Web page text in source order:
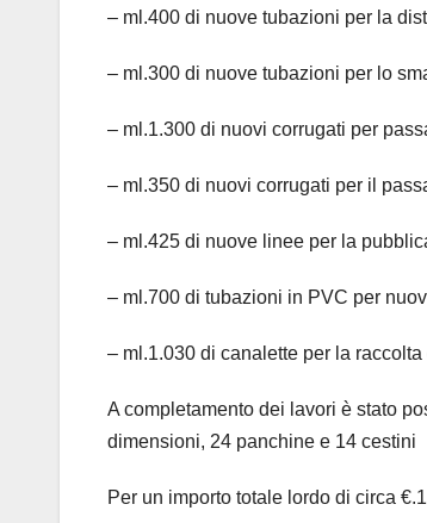
– ml.400 di nuove tubazioni per la
– ml.300 di nuove tubazioni per lo
– ml.1.300 di nuovi corrugati per
– ml.350 di nuovi corrugati per il
– ml.425 di nuove linee per la
– ml.700 di tubazioni in PVC per
– ml.1.030 di canalette per la
A completamento dei lavori è stato
dimensioni, 24 panchine e 14 cestini
Per un importo totale lordo di circa